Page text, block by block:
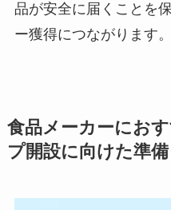
品が安全に届くことを
ー獲得につながります。
食品メーカーにお
プ開設に向けた準